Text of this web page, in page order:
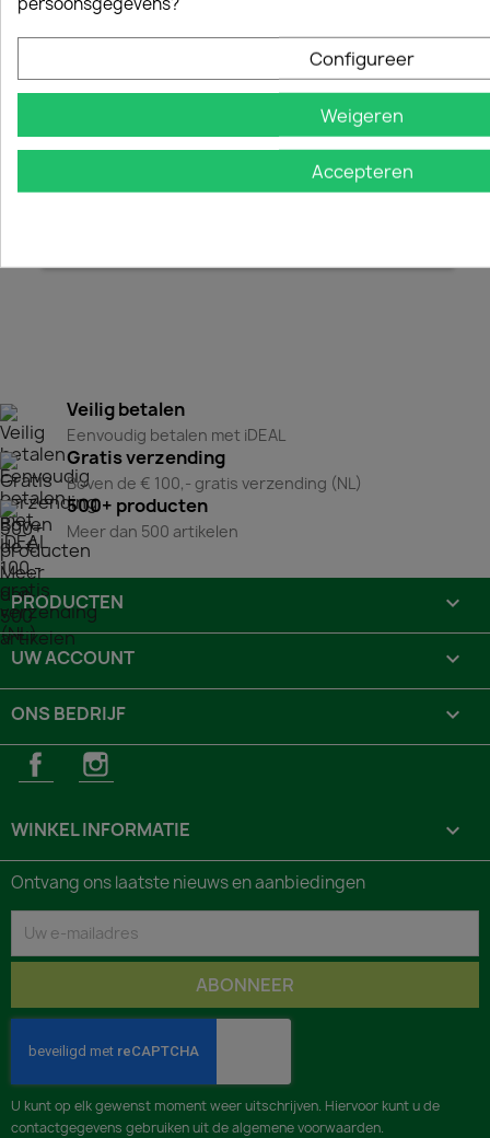
HUSQVARNA 120 II KETTINGZAAG 36CM 3/8
€ 209,00
HUSQVARNA 130 KETTINGZAAG 36CM 3/8
€ 289,00
Commentaar (0)
Veilig betalen
Eenvoudig betalen met iDEAL
Gratis verzending
Boven de € 100,- gratis verzending (NL)
500+ producten
Meer dan 500 artikelen
PRODUCTEN 
UW ACCOUNT 
ONS BEDRIJF 
FacebookInstagram
WINKEL INFORMATIE keyboard_arrow_down
Ontvang ons laatste nieuws en aanbiedingen
U kunt op elk gewenst moment weer uitschrijven. Hiervoor kunt u de
contactgegevens gebruiken uit de algemene voorwaarden.
Configureer
Weigeren
Accepteren